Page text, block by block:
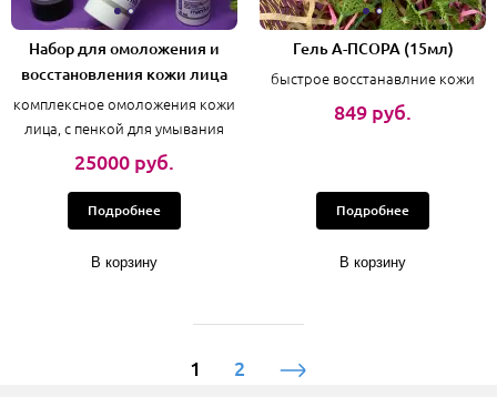
Набор для омоложения и
восстановления кожи лица
комплексное омоложения кожи
лица, с пенкой для умывания
25000 руб.
Подробнее
В корзину
Гель A-ПСОРА (15мл)
быстрое восстанавлние кожи
849 руб.
Подробнее
В корзину
1 2